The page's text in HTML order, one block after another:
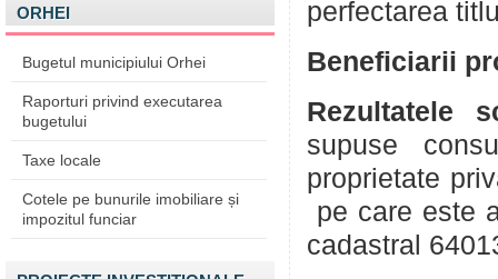
ORHEI
Bugetul municipiului Orhei
Raporturi privind executarea
bugetului
Taxe locale
Cotele pe bunurile imobiliare și
impozitul funciar
perfectarea
Beneficiarii
Rezultatele
supuse
proprietate
pe care este
cadastral